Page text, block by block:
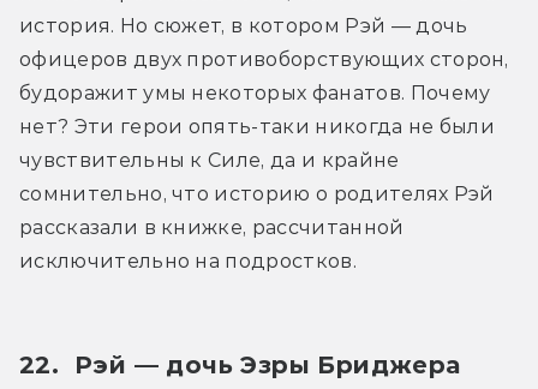
история. Но сюжет, в котором Рэй — дочь
офицеров двух противоборствующих сторон,
будоражит умы некоторых фанатов. Почему
нет? Эти герои опять-таки никогда не были
чувствительны к Силе, да и крайне
сомнительно, что историю о родителях Рэй
рассказали в книжке, рассчитанной
исключительно на подростков.
22.  Рэй — дочь Эзры Бриджера